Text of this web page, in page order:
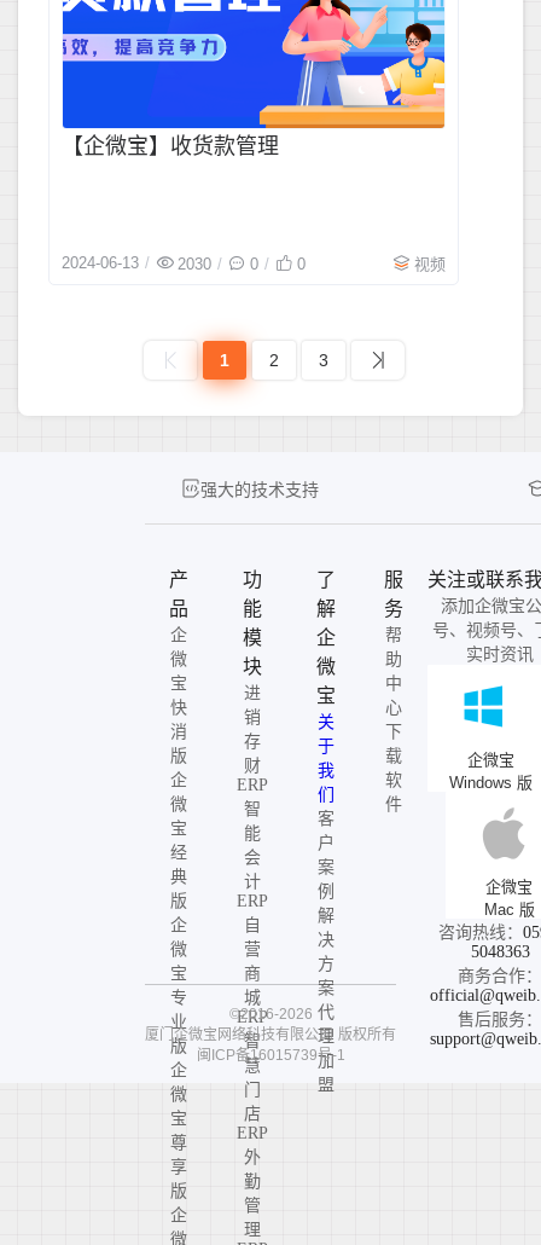
【企微宝】收货款管理
2024-06-13 2030 0 0 视频
1 2 3
强大的技术支持
产
品
企
微
宝
快
消
版
企
微
宝
经
典
版
企
微
宝
专
业
版
企
微
宝
尊
享
版
企
微
功
能
模
块
进
销
存
财
ERP
智
能
会
计
ERP
自
营
商
城
ERP
智
慧
门
店
ERP
外
勤
管
理
了
解
企
微
宝
关
于
我
们
客
户
案
例
解
决
方
案
代
理
加
盟
服
务
帮
助
中
心
下
载
软
件
关注或联系
添加企微宝
号、视频号、
实时资讯
企微宝
Windows 版
企微宝
Mac 版
咨询热线：
5048363
商务合作：
售后服务：
©2016-2026
厦门企微宝网络科技有限公司 版权所有
闽ICP备16015739号-1